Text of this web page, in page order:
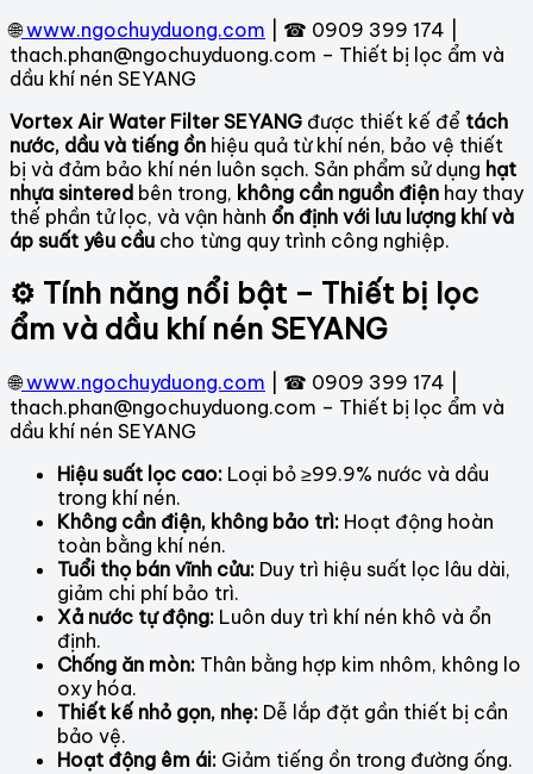
🌐 www.ngochuyduong.com | ☎ 0909 399 174 |
thach.phan@ngochuyduong.com – Thiết bị lọc ẩm và
dầu khí nén SEYANG
Vortex Air Water Filter SEYANG được thiết kế để tách
nước, dầu và tiếng ồn hiệu quả từ khí nén, bảo vệ thiết
bị và đảm bảo khí nén luôn sạch. Sản phẩm sử dụng hạt
nhựa sintered bên trong, không cần nguồn điện hay thay
thế phần tử lọc, và vận hành ổn định với lưu lượng khí và
áp suất yêu cầu cho từng quy trình công nghiệp.
⚙ Tính năng nổi bật – Thiết bị lọc
ẩm và dầu khí nén SEYANG
🌐 www.ngochuyduong.com | ☎ 0909 399 174 |
thach.phan@ngochuyduong.com – Thiết bị lọc ẩm và
dầu khí nén SEYANG
Hiệu suất lọc cao: Loại bỏ ≥99.9% nước và dầu
trong khí nén.
Không cần điện, không bảo trì: Hoạt động hoàn
toàn bằng khí nén.
Tuổi thọ bán vĩnh cửu: Duy trì hiệu suất lọc lâu dài,
giảm chi phí bảo trì.
Xả nước tự động: Luôn duy trì khí nén khô và ổn
định.
Chống ăn mòn: Thân bằng hợp kim nhôm, không lo
oxy hóa.
Thiết kế nhỏ gọn, nhẹ: Dễ lắp đặt gần thiết bị cần
bảo vệ.
Hoạt động êm ái: Giảm tiếng ồn trong đường ống.